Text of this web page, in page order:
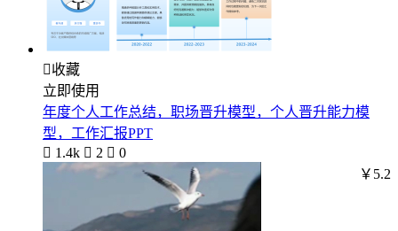
收藏
立即使用
年度个人工作总结，职场晋升模型，个人晋升能力模
型，工作汇报PPT
 1.4k  2  0
￥5.2